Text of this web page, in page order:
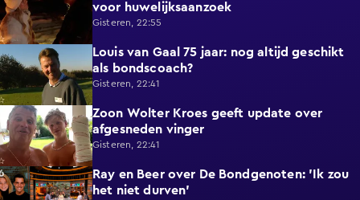
voor huwelijksaanzoek
Gisteren, 22:55
1:16
Louis van Gaal 75 jaar: nog altijd geschikt
als bondscoach?
Gisteren, 22:41
0:59
Zoon Wolter Kroes geeft update over
afgesneden vinger
Gisteren, 22:41
1:45
Ray en Beer over De Bondgenoten: 'Ik zou
het niet durven'